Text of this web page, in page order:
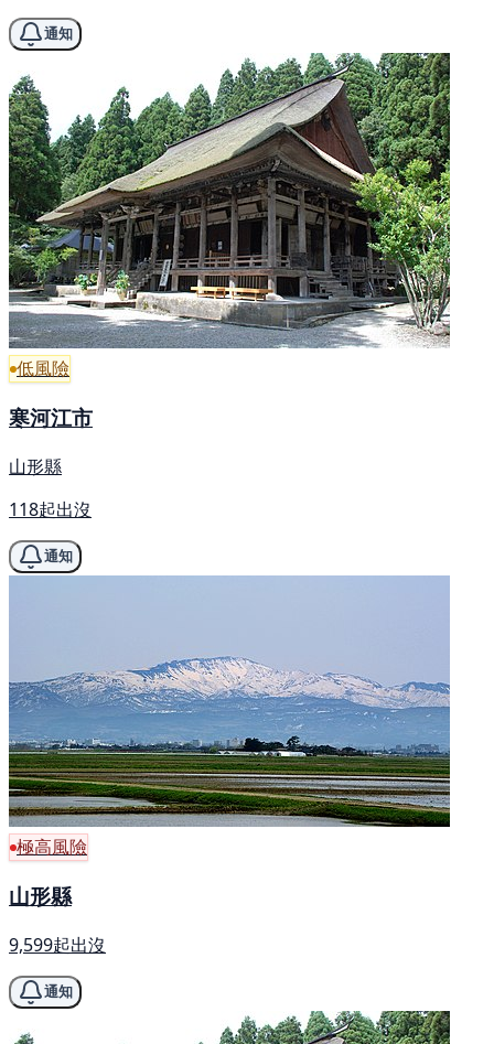
通知
低風險
寒河江市
山形縣
118起出沒
通知
極高風險
山形縣
9,599起出沒
通知